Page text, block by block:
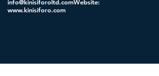
info@kinisiforoltd.comWebsite:
www.kinisiforo.com